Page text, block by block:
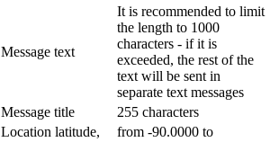
Message text
It is recommended to limit
the length to 1000
characters - if it is
exceeded, the rest of the
text will be sent in
separate text messages
Message title
255 characters
Location latitude,
from -90.0000 to